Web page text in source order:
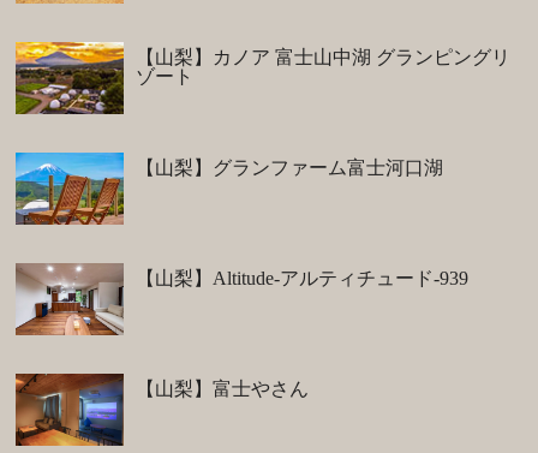
【山梨】カノア 富士山中湖 グランピングリ
ゾート
【山梨】グランファーム富士河口湖
【山梨】Altitude-アルティチュード-939
【山梨】富士やさん